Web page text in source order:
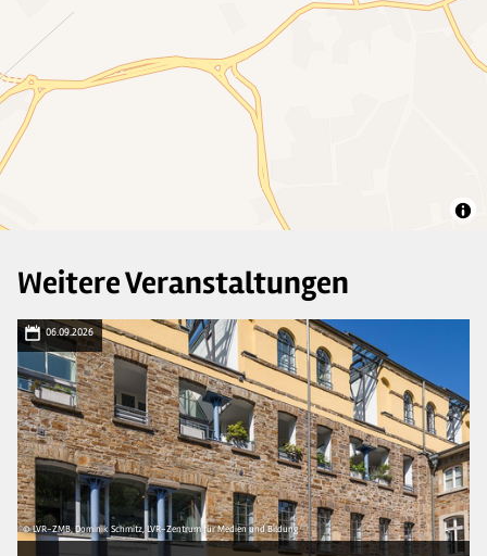
Weitere Veranstaltungen
06.09.2026
© LVR-ZMB, Dominik Schmitz, LVR-Zentrum für Medien und Bildung